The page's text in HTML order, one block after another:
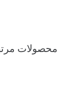
محصولات